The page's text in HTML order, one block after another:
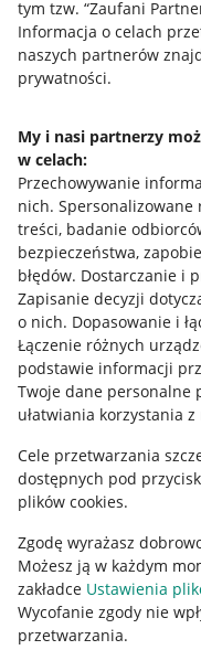
tym tzw. “Zaufani
Informacja o celach
naszych partnerów
prywatności.
My i nasi partnerzy
w celach:
Przechowywanie
nich.
treści, badanie
bezpieczeństwa,
błędów. Dostarczanie i
Zapisanie decyzji
o nich. Dopasowanie i
Łączenie różnych
podstawie informacji
Twoje dane personalne
ułatwiania korzystania
Cele przetwarzania
dostępnych pod
plików cookies.
Zgodę wyrażasz
Możesz ją w każdym
zakładce Ustawienia
Wycofanie zgody nie
przetwarzania.
Polityka plików
Ustawienia plików
Informacje dla Aktu o
Pobierz aplikację
Korzystanie z serwisu